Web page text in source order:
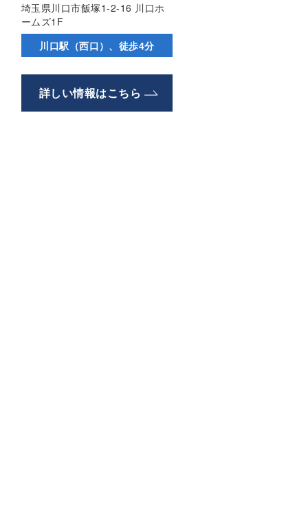
埼玉県川口市飯塚1-2-16 川口ホ
ームズ1F
川口駅（西口）、徒歩4分
詳しい情報はこちら